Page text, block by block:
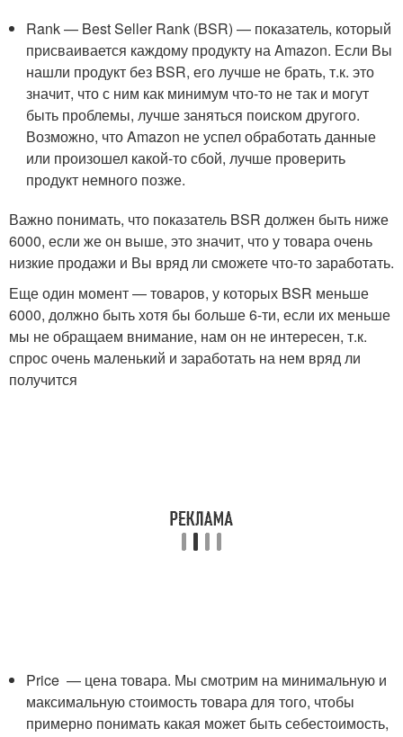
Rank — Best Seller Rank (BSR) — показатель, который
присваивается каждому продукту на Amazon. Если Вы
нашли продукт без BSR, его лучше не брать, т.к. это
значит, что с ним как минимум что-то не так и могут
быть проблемы, лучше заняться поиском другого.
Возможно, что Amazon не успел обработать данные
или произошел какой-то сбой, лучше проверить
продукт немного позже.
Важно понимать, что показатель BSR должен быть ниже
6000, если же он выше, это значит, что у товара очень
низкие продажи и Вы вряд ли сможете что-то заработать.
Еще один момент — товаров, у которых BSR меньше
6000, должно быть хотя бы больше 6-ти, если их меньше
мы не обращаем внимание, нам он не интересен, т.к.
спрос очень маленький и заработать на нем вряд ли
получится
Price — цена товара. Мы смотрим на минимальную и
максимальную стоимость товара для того, чтобы
примерно понимать какая может быть себестоимость,